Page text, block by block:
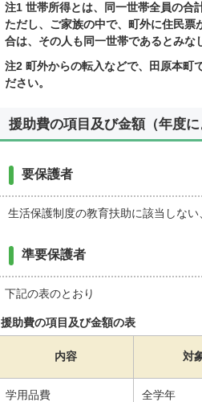
注1 世帯所得とは、同一世帯全員の合
ただし、ご家族の中で、町外に住民
合は、その人も同一世帯であるとみな
注2 町外からの転入などで、田原本町
ださい。
援助費の項目及び金額（年度
要保護者
生活保護制度の教育扶助に該当しな
準要保護者
下記の表のとおり
援助費の項目及び金額の表
内容 対
学用品費 全学年